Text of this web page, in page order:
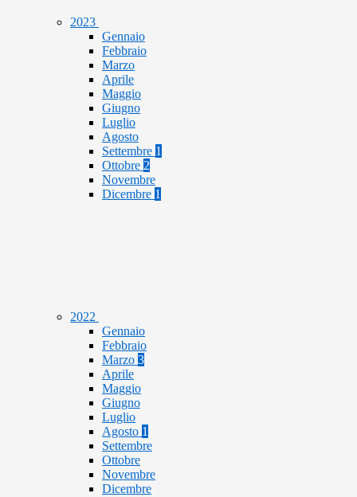
2023
Gennaio
Febbraio
Marzo
Aprile
Maggio
Giugno
Luglio
Agosto
Settembre 1
Ottobre 2
Novembre
Dicembre 1
2022
Gennaio
Febbraio
Marzo 3
Aprile
Maggio
Giugno
Luglio
Agosto 1
Settembre
Ottobre
Novembre
Dicembre